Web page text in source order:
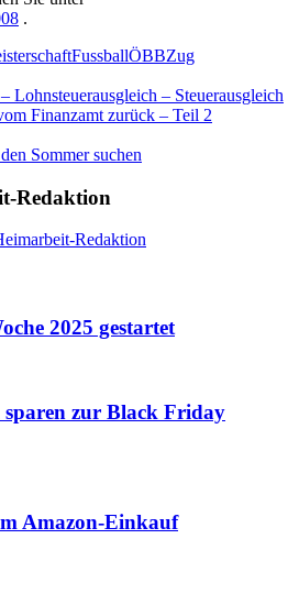
.
FussballÖBBZug
Lohnsteuerausgleich – Steuerausgleich
Finanzamt zurück – Teil 2
Sommer suchen
Redaktion
Redaktion
2025 gestartet
sparen zur Black Friday
Amazon-Einkauf